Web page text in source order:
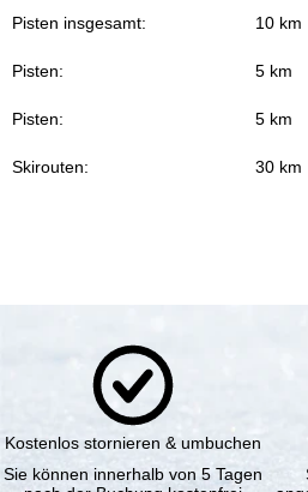
Pisten insgesamt: 10 km
Pisten: 5 km
Pisten: 5 km
Skirouten: 30 km
Kostenlos stornieren & umbuchen
Sie können innerhalb von 5 Tagen